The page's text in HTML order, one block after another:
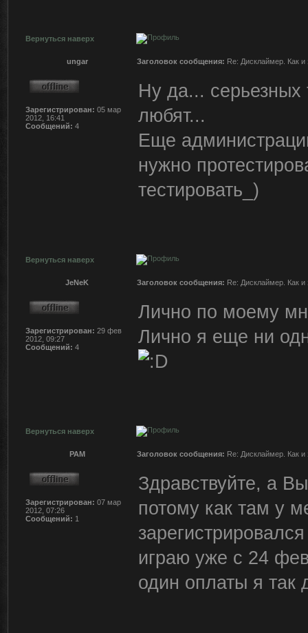
Вернуться наверх
ungar Заголовок сообщения: Re: Дисклаймер. Как
Зарегистрирован: 05 мар
2012, 16:41
Сообщений: 4
Ну да... серьезных
любят...
Еще
нужно
тестировать_)
Вернуться наверх
JeNeK Заголовок сообщения: Re: Дисклаймер. Как
Зарегистрирован: 29 фев
2012, 09:27
Сообщений: 4
Лично по моему
Лично я еще ни
Вернуться наверх
PAM Заголовок сообщения: Re: Дисклаймер. Как
Зарегистрирован: 07 мар
2012, 07:26
Сообщений: 1
Здравствуйте, а
потому как там у
играю уже с 24
один оплаты я так